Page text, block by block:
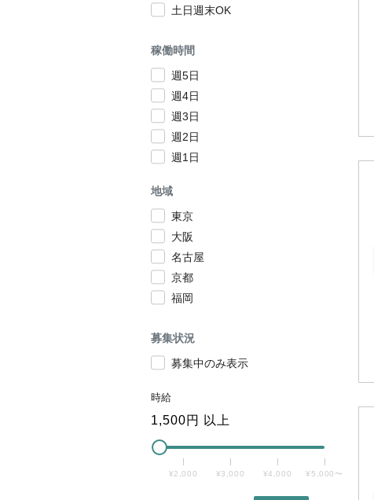
土日週末OK
稼働時間
週5日
週4日
週3日
週2日
週1日
地域
東京
大阪
名古屋
京都
福岡
募集状況
募集中のみ表示
時給
1,500円 以上
¥2,000 ¥3,000 ¥4,000 ¥5,000〜